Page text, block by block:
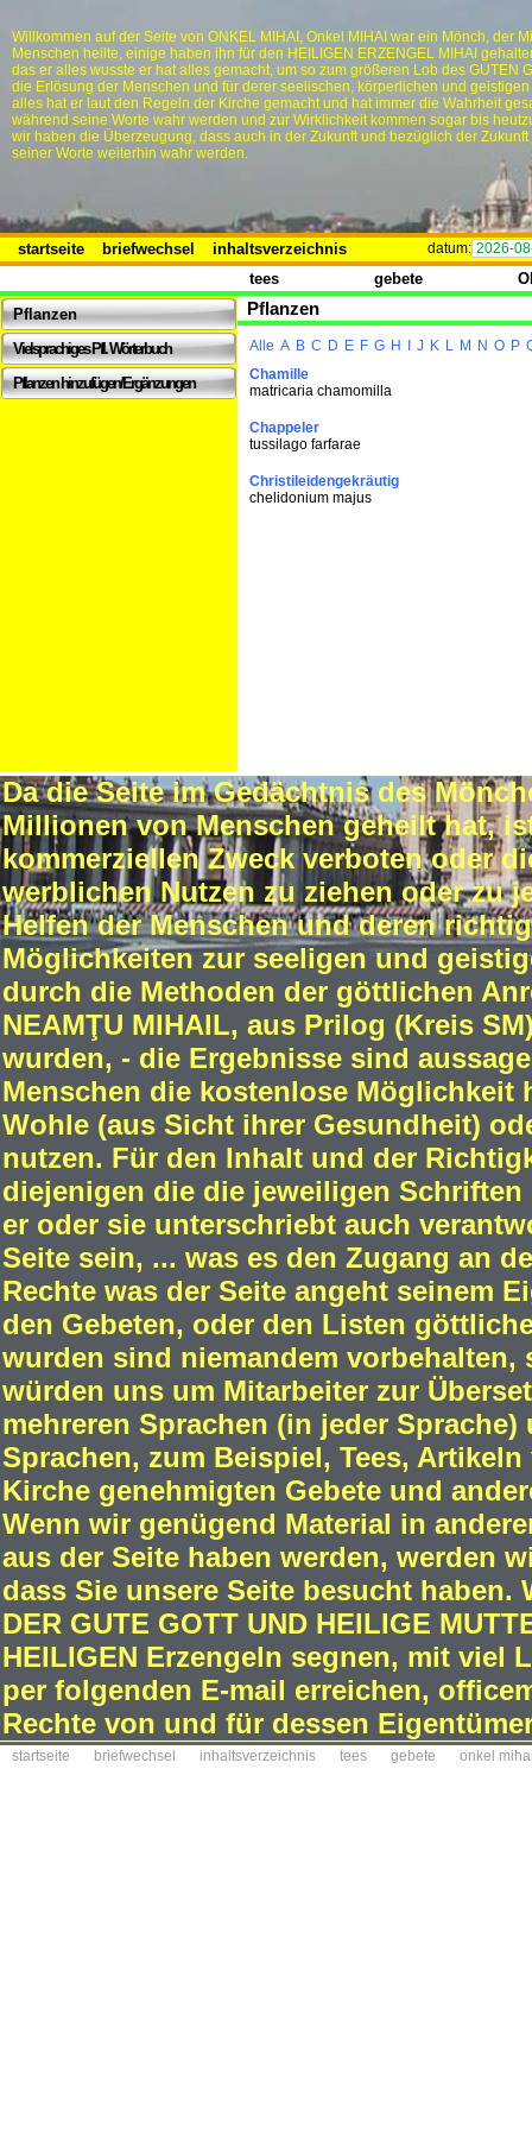
Willkommen auf der Seite von ONKEL MIHAI, Onkel MIHAI war ein Mönch, der
Menschen heilte, einige haben ihn für den HEILIGEN ERZENGEL MIHAI
das er alles wusste er hat alles gemacht, um so zum größeren Lob des GUTEN
die Erlösung der Menschen und für derer seelischen, körperlichen und
alles hat er laut den Regeln der Kirche gemacht und hat immer die Wahrheit
während seine Worte wahr werden und zur Wirklichkeit kommen sogar bis
wir haben die Überzeugung, dass auch in der Zukunft und bezüglich der Zukunft
seiner Worte weiterhin wahr werden.
startseite briefwechsel inhaltsverzeichnis datum: 2026-
tees gebete
Pflanzen
Vielsprachiges Pfl. Wörterbuch
Pflanzen hinzufügen/Ergänzungen
Pflanzen
Alle A B C D E F G H J K L M N O P
Chamille
matricaria chamomilla
Chappeler
tussilago farfarae
Christileidengekräutig
chelidonium majus
Da die Seite im Gedächtnis des
Millionen von Menschen geheilt hat,
kommerziellen Zweck verboten oder
werblichen Nutzen zu ziehen oder zu
Helfen der Menschen und deren
Möglichkeiten zur seeligen und
durch die Methoden der göttlichen
NEAMŢU MIHAIL, aus Prilog (Kreis
wurden, - die Ergebnisse sind
Menschen die kostenlose Möglichkeit
Wohle (aus Sicht ihrer Gesundheit)
nutzen. Für den Inhalt und der
diejenigen die die jeweiligen
er oder sie unterschriebt auch
Seite sein, ... was es den Zugang an
Rechte was der Seite angeht seinem
den Gebeten, oder den Listen
wurden sind niemandem
würden uns um Mitarbeiter zur
mehreren Sprachen (in jeder
Sprachen, zum Beispiel, Tees,
Kirche genehmigten Gebete und
Wenn wir genügend Material in
aus der Seite haben werden, werden
dass Sie unsere Seite besucht
DER GUTE GOTT UND HEILIGE
HEILIGEN Erzengeln segnen, mit viel
per folgenden E-mail erreichen,
Rechte von und für dessen
startseite briefwechsel inhaltsverzeichnis tees gebete onkel